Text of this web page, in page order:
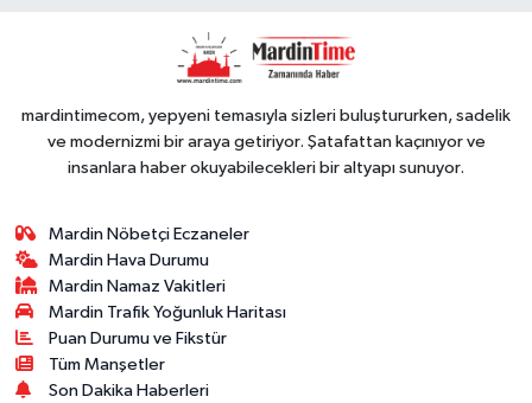
mardintimecom, yepyeni temasıyla sizleri buluştururken, sadelik
ve modernizmi bir araya getiriyor. Şatafattan kaçınıyor ve
insanlara haber okuyabilecekleri bir altyapı sunuyor.
Mardin Nöbetçi Eczaneler
Mardin Hava Durumu
Mardin Namaz Vakitleri
Mardin Trafik Yoğunluk Haritası
Puan Durumu ve Fikstür
Tüm Manşetler
Son Dakika Haberleri